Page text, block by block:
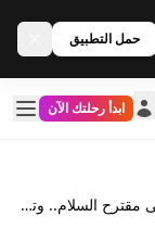
حمل التطبيق
ابدأ رحلتك الآن
ترامب يرفض الرد الإيراني على مقترح السلام.. وتصاعد المخاوف من تعثر المفاوضات